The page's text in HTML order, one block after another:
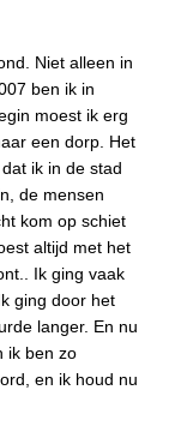
Niet alleen in
ben ik in
moest ik erg
een dorp. Het
ik in de stad
de mensen
kom op schiet
altijd met het
Ik ging vaak
ging door het
langer. En nu
ik ben zo
en ik houd nu